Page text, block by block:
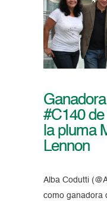
#C140
la pluma
Lennon
Alba Codutti
como ganadora